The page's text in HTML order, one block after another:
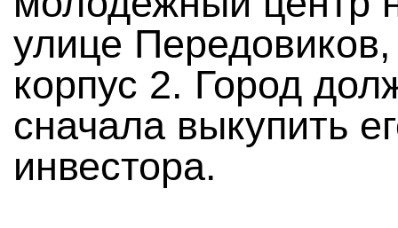
улице
корпус 2. Город
сначала выкупить
инвестора.